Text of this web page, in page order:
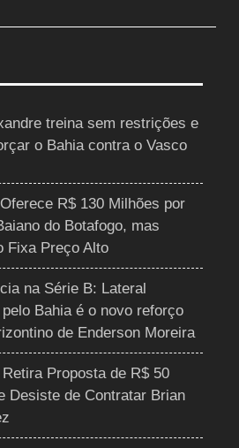
treina sem restrições e
o Bahia contra o Vasco
R$ 130 Milhões por
do Botafogo, mas
Fixa Preço Alto
na Série B: Lateral
Bahia é o novo reforço
de Enderson Moreira
Proposta de R$ 50
Desiste de Contratar Brian